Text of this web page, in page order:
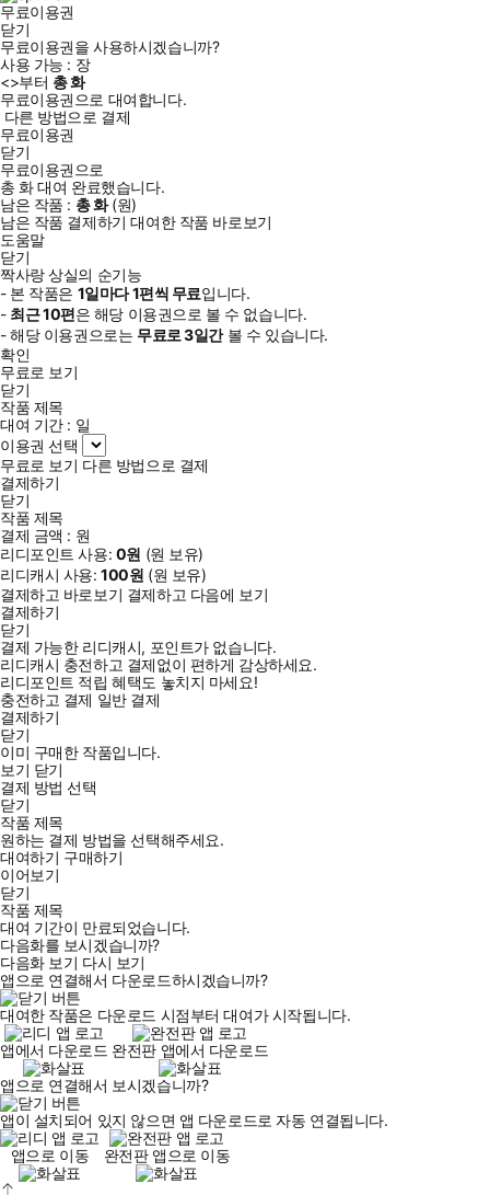
무료이용권
닫기
무료이용권을 사용하시겠습니까?
사용 가능 : 장
<>부터 총화
무료이용권으로 대여합니다.
다른 방법으로 결제
무료이용권
닫기
무료이용권으로
총 화대여 완료했습니다.
남은 작품 : 총화(원)
남은 작품 결제하기 대여한 작품 바로보기
도움말
닫기
짝사랑 상실의 순기능
- 본 작품은 1일마다1편씩 무료입니다.
- 최근10편은 해당 이용권으로 볼 수 없습니다.
- 해당 이용권으로는 무료로3일간볼 수 있습니다.
확인
무료로 보기
닫기
작품 제목
대여 기간 : 일
이용권 선택
무료로 보기 다른 방법으로 결제
결제하기
닫기
작품 제목
결제 금액 : 원
리디포인트 사용: 0원 (원 보유)
리디캐시 사용:100원 (원 보유)
결제하고 바로보기 결제하고 다음에 보기
결제하기
닫기
결제 가능한 리디캐시, 포인트가 없습니다.
리디캐시 충전하고 결제없이 편하게 감상하세요.
리디포인트 적립 혜택도 놓치지 마세요!
충전하고 결제 일반 결제
결제하기
닫기
이미 구매한 작품입니다.
보기 닫기
결제 방법 선택
닫기
작품 제목
원하는 결제 방법을 선택해주세요.
대여하기 구매하기
이어보기
닫기
작품 제목
대여 기간이 만료되었습니다.
다음화를 보시겠습니까?
다음화 보기 다시 보기
앱으로 연결해서 다운로드하시겠습니까?
대여한 작품은 다운로드 시점부터 대여가 시작됩니다.
앱에서 다운로드 완전판 앱에서 다운로드
앱으로 연결해서 보시겠습니까?
앱이 설치되어 있지 않으면 앱 다운로드로 자동 연결됩니다.
앱으로 이동
완전판 앱으로 이동